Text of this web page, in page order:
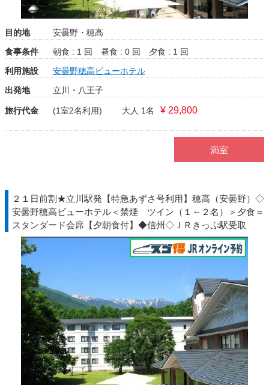
目的地
安曇野・穂高
食事条件
朝食 : 1 回 昼食 : 0 回
夕食 : 1 回
利用施設
安曇野穂高ビューホテル
出発地
立川・八王子
旅行代金 (1室2名利用) 大人 1名 ¥ 29,800
満室
２１日前割★立川駅発【特急あずさ号利用】穂高（安曇野）◇
安曇野穂高ビューホテル＜禁煙 ツイン（１～２名）＞夕食＝
スタンダード会席【夕朝食付】◆信州◇ＪＲきっぷ駅受取